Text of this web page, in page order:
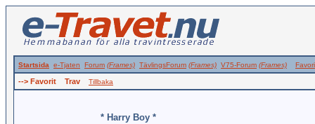
Startsida e-Tjaten Forum (Frames) TävlingsForum (Frames) V75-Forum (Frames)
--> Favorit Trav Tillbaka
* Harry Boy *